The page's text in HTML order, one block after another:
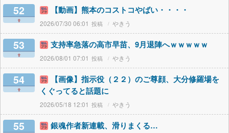
52 【動画】熊本のコストコやばい・・・・
2026/07/30 06:01 やきう
53 支持率急落の高市早苗、9月退陣へｗｗｗｗｗ
2026/08/01 07:01 やきう
54
【画像】指示役（２２）のご尊顔、大分修羅場を
くぐってると話題に
2026/05/18 12:01 やきう
55 銀魂作者新連載、滑りまくる…